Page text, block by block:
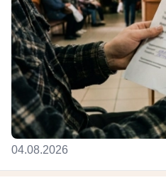
04.08.2026